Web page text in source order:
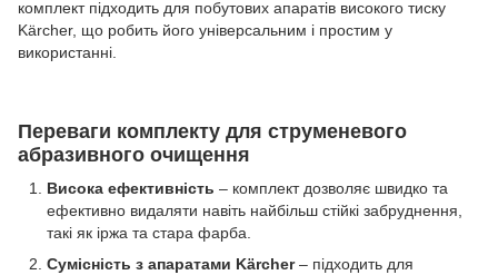
комплект підходить для побутових апаратів високого тиску
Kärcher, що робить його універсальним і простим у
використанні.
Переваги комплекту для струменевого
абразивного очищення
Висока ефективність – комплект дозволяє швидко та
ефективно видаляти навіть найбільш стійкі забруднення,
такі як іржа та стара фарба.
Сумісність з апаратами Kärcher– підходить для